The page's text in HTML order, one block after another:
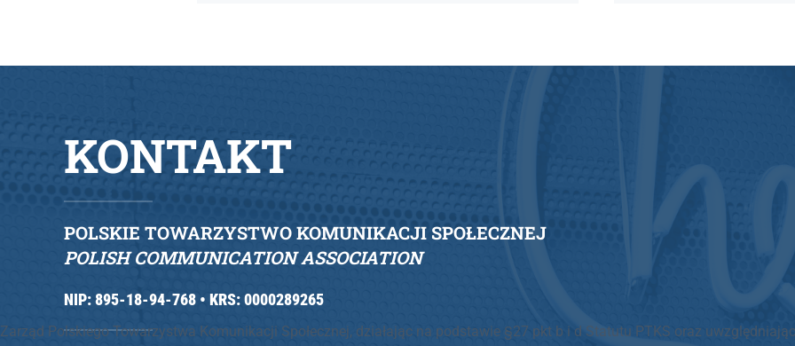
KONTAKT
POLSKIE TOWARZYSTWO KOMUNIKACJI SPOŁECZNEJ
POLISH COMMUNICATION ASSOCIATION
NIP: 895-18-94-768 • KRS: 0000289265
Zarząd Polskiego Towarzystwa Komunikacji Społecznej, działając na podstawie §27 pkt b i d Statutu PTKS oraz